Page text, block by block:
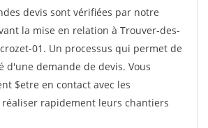
devis sont vérifiées par notre
la mise en relation à Trouver-des-
01. Un processus qui permet de
d'une demande de devis. Vous
$etre en contact avec les
rapidement leurs chantiers